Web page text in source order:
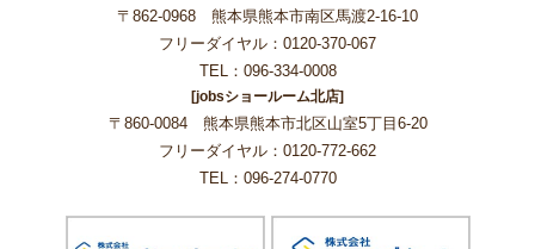
〒862-0968 熊本県熊本市南区馬渡2-16-10
フリーダイヤル：0120-370-067
TEL：096-334-0008
[jobsショールーム北店]
〒860-0084 熊本県熊本市北区山室5丁目6-20
フリーダイヤル：0120-772-662
TEL：096-274-0770